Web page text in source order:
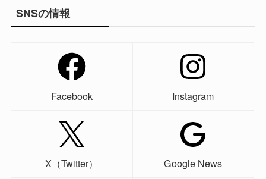
SNSの情報
Facebook Instagram
X（Twitter） Google News